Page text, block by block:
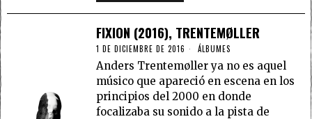
FIXION (2016), TRENTEMØLLER
1 DE DICIEMBRE DE 2016 ÁLBUMES
Anders Trentemøller ya no es aquel
músico que apareció en escena en los
principios del 2000 en donde
focalizaba su sonido a la pista de